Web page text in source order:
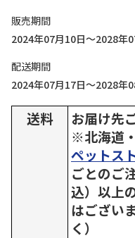
販売期間
2024年07月10日～2028年
配送期間
2024年07月17日～2028年
送料
お届け先
※北海道
ペットス
ごとのご
込）以上
はござい
く）